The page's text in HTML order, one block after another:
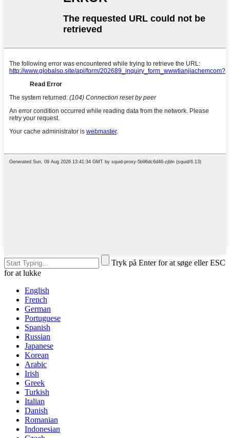
Tryk på Enter for at søge eller ESC
for at lukke
English
French
German
Portuguese
Spanish
Russian
Japanese
Korean
Arabic
Irish
Greek
Turkish
Italian
Danish
Romanian
Indonesian